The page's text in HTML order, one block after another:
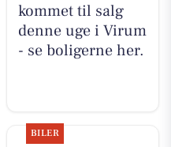
kommet til salg
denne uge i Virum
- se boligerne her.
BILER